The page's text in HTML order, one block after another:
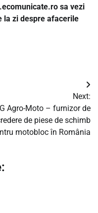
sa vezi
la zi despre afacerile
Next:
Agro-Moto – furnizor de
de piese de schimb
motobloc în România